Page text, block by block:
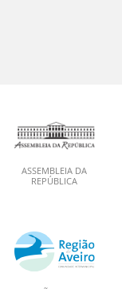
ASSEMBLEIA DA
REPÚBLICA